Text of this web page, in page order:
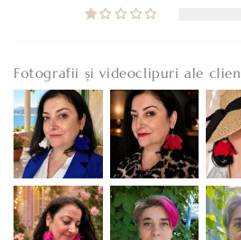
Fotografii și videoclipuri ale